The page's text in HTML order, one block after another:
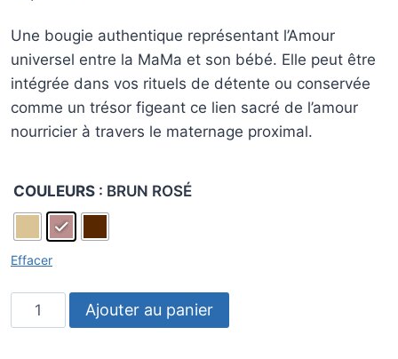
notation
Une bougie authentique représentant l’Amour
universel entre la MaMa et son bébé. Elle peut être
intégrée dans vos rituels de détente ou conservée
comme un trésor figeant ce lien sacré de l’amour
nourricier à travers le maternage proximal.
COULEURS : BRUN ROSÉ
Effacer
quantité
de
Ajouter au panier